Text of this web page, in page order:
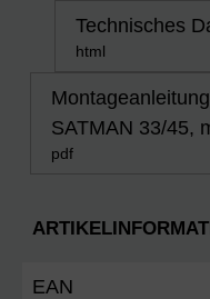
Technisches
html
SATMAN 33/45,
pdf
EAN